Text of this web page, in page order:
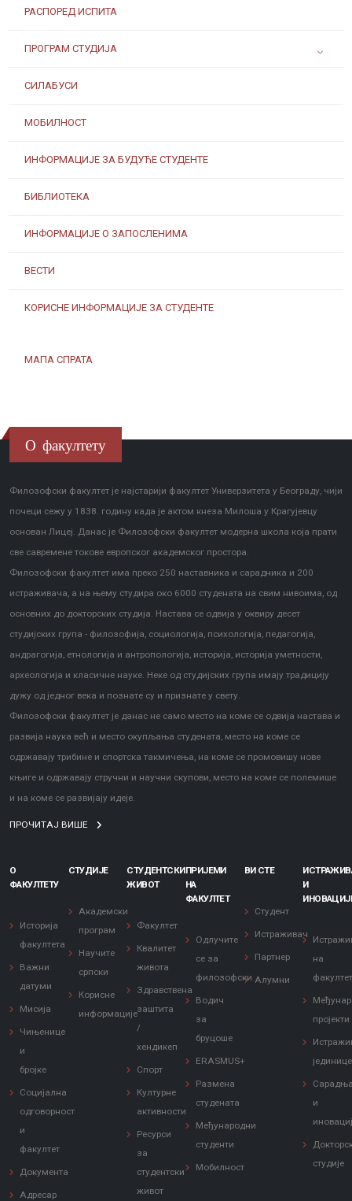
РАСПОРЕД ИСПИТА
ПРОГРАМ СТУДИЈА
СИЛАБУСИ
МОБИЛНОСТ
ИНФОРМАЦИЈЕ ЗА БУДУЋЕ СТУДЕНТЕ
БИБЛИОТЕКА
ИНФОРМАЦИЈЕ О ЗАПОСЛЕНИМА
ВЕСТИ
КОРИСНЕ ИНФОРМАЦИЈЕ ЗА СТУДЕНТЕ
МАПА СПРАТА
О факултету
Филозофски факултет је најстарији факултет Универзитета у Београду, чији
почеци сежу у 1838. годину када је актом кнеза Милоша у Крагујевцу
основан Лицеј. Данас је Филозофски факултет модерна школа која прати
све савремене токове европског академског простора.
Филозофски факултет има преко 250 наставника и сарадника и 200
истраживача, а на њему студира око 6000 студената на свим нивоима, од
основних до докторских студија. Настава се одвија у оквиру десет
студијских група - филозофија, социологија, психологија, педагогија,
андрагогија, етнологија и антропологија, историја, историја уметности,
археологија и класичне науке. Неке од студијских група имају традицију
дужу од једног века и познате су и признате у свету.
Филозофски факултет је данас не само место на коме се одвија настава и
развија наука већ и место окупљања студената, место на коме се
одржавају трибине и спортска такмичења, на коме се промовишу нове
књиге и одржавају стручни и научни скупови, место на коме се полемише
и на коме се развијају идеје.
ПРОЧИТАЈ ВИШЕ
О
ФАКУЛТЕТУ
Историја
факултета
Важни
датуми
Мисија
Чињенице
и
бројке
Социјална
одговорност
и
факултет
Документа
Адресар
СТУДИЈЕ
Академски
програм
Научите
српски
Корисне
информације
СТУДЕНТСКИ
ЖИВОТ
Факултет
Квалитет
живота
Здравствена
заштита
/
хендикеп
Спорт
Културне
активности
Ресурси
за
студентски
живот
ПРИЈЕМИ
НА
ФАКУЛТЕТ
Одлучите
се за
филозофски
Водич
за
бруцоше
ERASMUS+
Размена
студената
Међународни
студенти
Мобилност
ВИ СТЕ
Студент
Истраживач
Партнер
Алумни
И
на
пројекти
јединице
и
студије